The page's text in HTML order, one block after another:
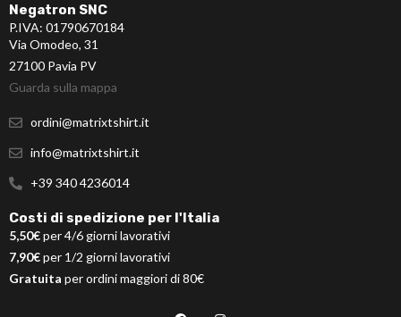
Negatron SNC
P.IVA: 01790670184
Via Omodeo, 31
27100 Pavia PV
Guarda sulla mappa
ordini@matrixtshirt.it
info@matrixtshirt.it
+39 340 4236014
Costi di spedizione per l'Italia
5,50€per 4/6 giorni lavorativi
7,90€per 1/2 giorni lavorativi
Gratuita per ordini maggiori di 80€